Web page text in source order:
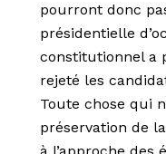
pourront donc
présidentielle
constitutionnel a
rejeté les
Toute chose qui
préservation de